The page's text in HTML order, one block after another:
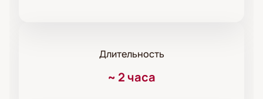
Длительность
~ 2 часа